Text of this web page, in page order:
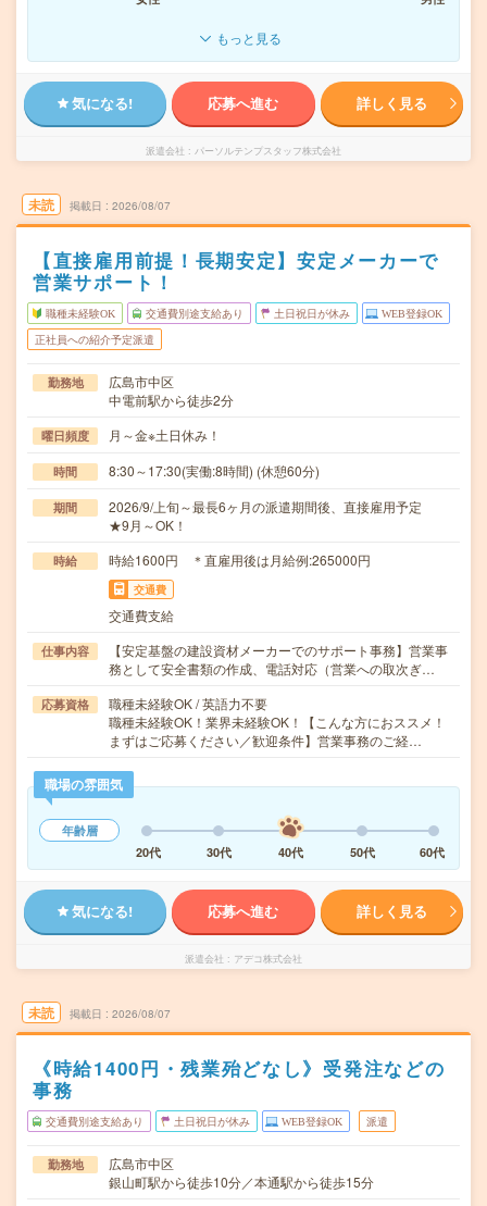
もっと見る
気になる! 応募へ進む 詳しく見る
派遣会社 パーソルテンプスタッフ株式会社
未読 掲載日 2026/08/07
【直接雇用前提！長期安定】安定メーカーで
営業サポート！
職種未経験OK 交通費別途支給あり 土日祝日が休み WEB登録OK
正社員への紹介予定派遣
勤務地
広島市中区
中電前駅から徒歩2分
曜日頻度 月～金※土日休み！
時間 8:30～17:30(実働:8時間) (休憩60分)
期間
2026/9/上旬～最長6ヶ月の派遣期間後、直接雇用予定
★9月～OK！
時給 時給1600円 ＊直雇用後は月給例:265000円
交通費
交通費支給
仕事内容
【安定基盤の建設資材メーカーでのサポート事務】営業事
務として安全書類の作成、電話対応（営業への取次ぎ…
応募資格
職種未経験OK / 英語力不要
職種未経験OK！業界未経験OK！【こんな方におススメ！
まずはご応募ください／歓迎条件】営業事務のご経…
職場の雰囲気
年齢層
20代
30代 40代 50代 60代
気になる! 応募へ進む 詳しく見る
派遣会社 アデコ株式会社
未読 掲載日 2026/08/07
《時給1400円・残業殆どなし》受発注などの
事務
交通費別途支給あり 土日祝日が休み WEB登録OK 派遣
勤務地
広島市中区
銀山町駅から徒歩10分／本通駅から徒歩15分